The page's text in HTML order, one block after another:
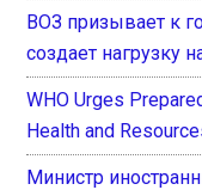
ВОЗ призывает к
создает нагрузку
WHO Urges
Health and
Министр